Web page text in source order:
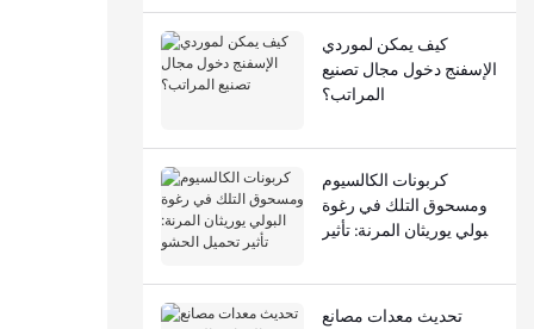
كيف يمكن لموردي
الإسفنج دخول مجال تصنيع
المراتب؟
كربونات الكالسيوم
ومسحوق التلك في رغوة
البولي يوريثان المرنة: تأثير
تحديث معدات مصانع